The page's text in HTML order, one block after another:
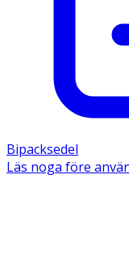
Bipacksedel
Läs noga före